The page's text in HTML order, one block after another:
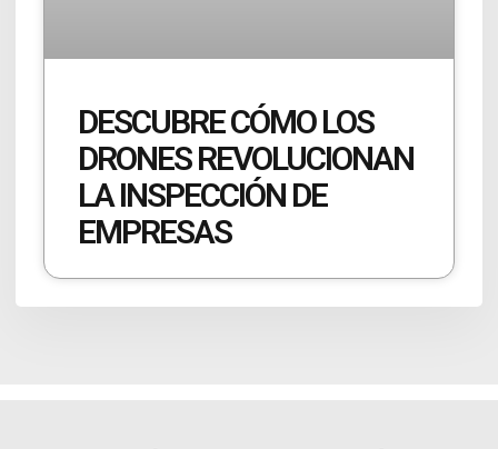
DESCUBRE CÓMO LOS
DRONES REVOLUCIONAN
LA INSPECCIÓN DE
EMPRESAS